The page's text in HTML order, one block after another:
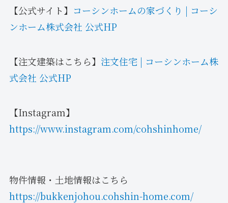
【公式サイト】 コーシンホームの家づくり | コーシ
ンホーム株式会社 公式HP
【注文建築はこちら】 注文住宅 | コーシンホーム株
式会社 公式HP
【Instagram】
https://www.instagram.com/cohshinhome/
物件情報・土地情報はこちら
https://bukkenjohou.cohshin-home.com/